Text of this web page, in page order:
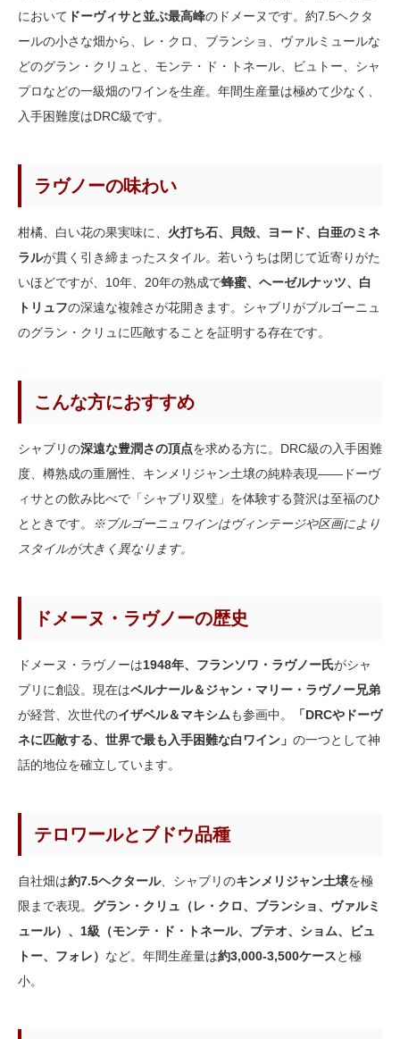
において ドーヴィサと並ぶ最高峰のドメーヌです。約7.5ヘクタ
ールの小さな畑から、レ・クロ、ブランショ、ヴァルミュールな
どのグラン・クリュと、モンテ・ド・トネール、ビュトー、シャ
プロなどの一級畑のワインを生産。年間生産量は極めて少なく、
入手困難度はDRC級です。
ラヴノーの味わい
柑橘、白い花の果実味に、 火打ち石、貝殻、ヨード、白亜のミネ
ラルが貫く引き締まったスタイル。若いうちは閉じて近寄りがた
いほどですが、10年、20年の熟成で蜂蜜、ヘーゼルナッツ、白
トリュフの深遠な複雑さが花開きます。シャブリがブルゴーニュ
のグラン・クリュに匹敵することを証明する存在です。
こんな方におすすめ
シャブリの深遠な豊潤さの頂点を求める方に。DRC級の入手困難
度、樽熟成の重層性、キンメリジャン土壌の純粋表現——ドーヴ
ィサとの飲み比べで「シャブリ双璧」を体験する贅沢は至福のひ
とときです。
※ブルゴーニュワインはヴィンテージや区画により
スタイルが大きく異なります。
ドメーヌ・ラヴノーの歴史
ドメーヌ・ラヴノーは1948年、フランソワ・ラヴノー氏がシャ
ブリに創設。現在はベルナール＆ジャン・マリー・ラヴノー兄弟
が経営、次世代のイザベル＆マキシムも参画中。
「DRCやドーヴ
ネに匹敵する、世界で最も入手困難な白ワイン」 の一つとして神
話的地位を確立しています。
テロワールとブドウ品種
自社畑は約7.5ヘクタール、シャブリのキンメリジャン土壌を極
限まで表現。 グラン・クリュ（レ・クロ、ブランショ、ヴァルミ
ュール）、1級（モンテ・ド・トネール、ブテオ、ショム、ビュ
トー、フォレ） など。年間生産量は約3,000-3,500ケースと極
小。